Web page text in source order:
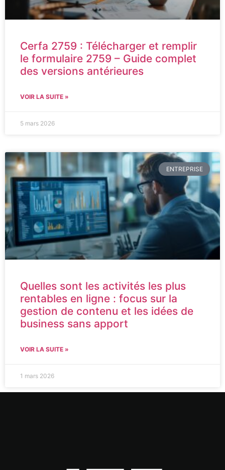
Cerfa 2759 : Télécharger et remplir
le formulaire 2759 – Guide complet
des versions antérieures
VOIR LA SUITE »
5 mars 2026
ENTREPRISE
Quelles sont les activités les plus
rentables en ligne : focus sur la
gestion de contenu et les idées de
business sans apport
VOIR LA SUITE »
1 mars 2026